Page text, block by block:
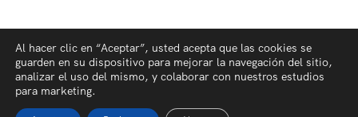
Al hacer clic en “Aceptar”, usted acepta que las cookies se
guarden en su dispositivo para mejorar la navegación del sitio,
analizar el uso del mismo, y colaborar con nuestros estudios
para marketing.